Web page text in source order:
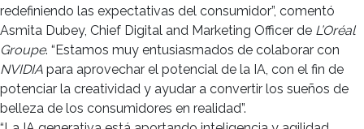
redefiniendo las expectativas del consumidor”, comentó
Asmita Dubey, Chief Digital and Marketing Officer de L’Oréal
Groupe. “Estamos muy entusiasmados de colaborar con
NVIDIA para aprovechar el potencial de la IA, con el fin de
potenciar la creatividad y ayudar a convertir los sueños de
belleza de los consumidores en realidad”.